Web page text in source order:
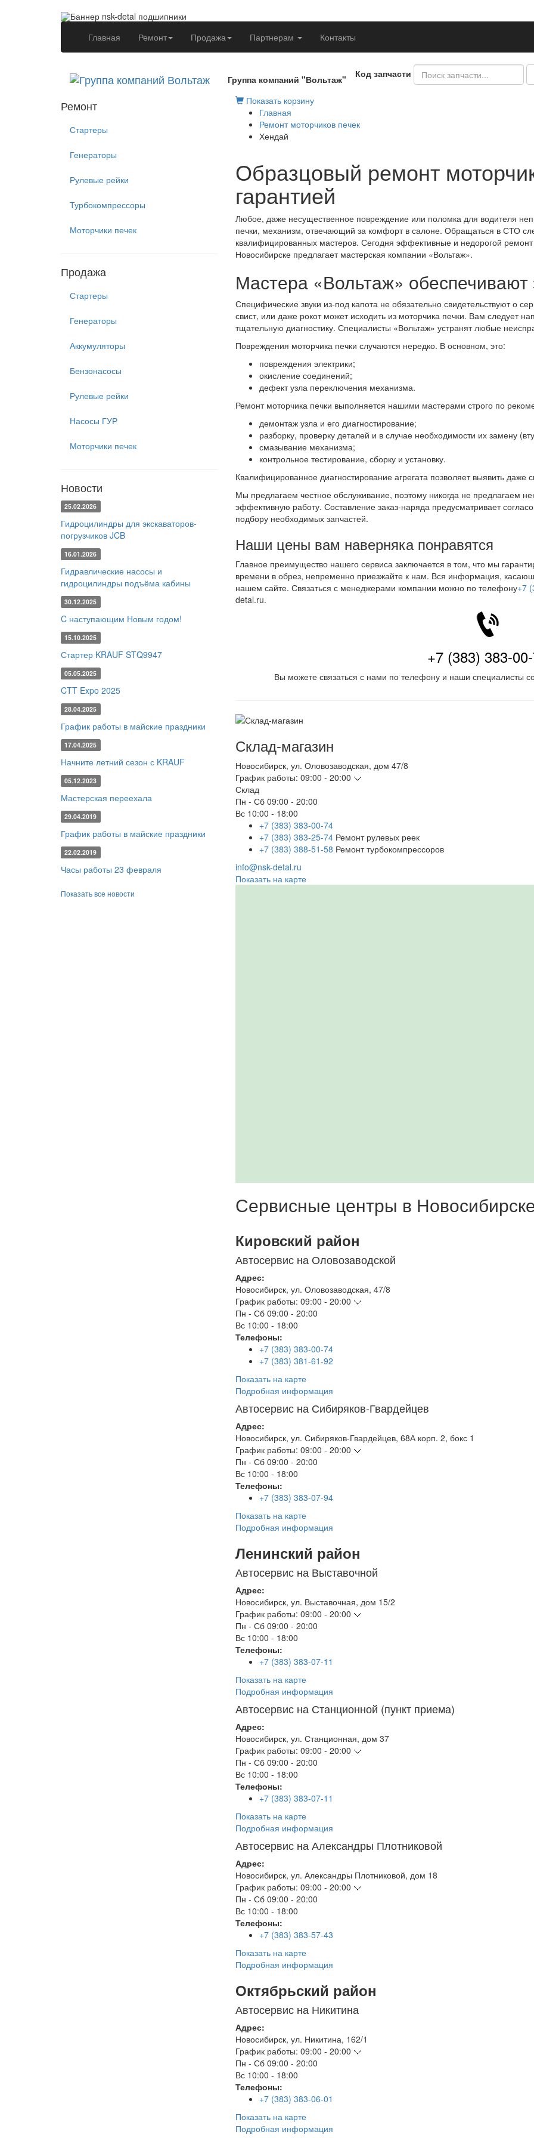
Главная (current)Ремонт Продажа Партнерам Контакты
Группа компаний "Вольтаж"
Код запчасти
Ремонт
Стартеры
Генераторы
Рулевые рейки
Турбокомпрессоры
Моторчики печек
Продажа
Стартеры
Генераторы
Аккумуляторы
Бензонасосы
Рулевые рейки
Насосы ГУР
Моторчики печек
Новости
25.02.2026
Гидроцилиндры для экскаваторов-
погрузчиков JCB
16.01.2026
Гидравлические насосы и
гидроцилиндры подъёма кабины
30.12.2025
C наступающим Новым годом!
15.10.2025
Стартер KRAUF STQ9947
05.05.2025
CTT Expo 2025
28.04.2025
График работы в майские праздники
17.04.2025
Начните летний сезон с KRAUF
05.12.2023
Мастерская переехала
29.04.2019
График работы в майские праздники
22.02.2019
Часы работы 23 февраля
Показать все новости
Показать корзину
Главная
Ремонт моторчиков печек
Хендай
Образцовый ремонт
гарантией
Любое, даже несущественное повреждение или поломка для водителя
печки, механизм, отвечающий за комфорт в салоне. Обращаться в СТО
квалифицированных мастеров. Сегодня эффективные и недорогой
Новосибирске предлагает мастерская компании «Вольтаж».
Мастера «Вольтаж»
Специфические звуки из-под капота не обязательно свидетельствуют о
свист, или даже рокот может исходить из моторчика печки. Вам следует
тщательную диагностику. Специалисты «Вольтаж» устранят любые
Повреждения моторчика печки случаются нередко. В основном, это:
повреждения электрики;
окисление соединений;
дефект узла переключения механизма.
Ремонт моторчика печки выполняется нашими мастерами строго по
демонтаж узла и его диагностирование;
разборку, проверку деталей и в случае необходимости их замену
смазывание механизма;
контрольное тестирование, сборку и установку.
Квалифицированное диагностирование агрегата позволяет выявить даже
Мы предлагаем честное обслуживание, поэтому никогда не предлагаем
эффективную работу. Составление заказ-наряда предусматривает
подбору необходимых запчастей.
Наши цены вам наверняка понравятся
Главное преимущество нашего сервиса заключается в том, что мы
времени в обрез, непременно приезжайте к нам. Вся информация,
нашем сайте. Связаться с менеджерами компании можно по телефону+7
detal.ru.
+7 (383) 383-
Вы можете связаться с нами по телефону и наши специалисты
Склад-магазин
Новосибирск, ул. Оловозаводская, дом 47/8
График работы: 09:00 - 20:00
Склад
Пн - Сб 09:00 - 20:00
Вс 10:00 - 18:00
+7 (383) 383-00-74
+7 (383) 383-25-74 Ремонт рулевых реек
+7 (383) 388-51-58 Ремонт турбокомпрессоров
info@nsk-detal.ru
Показать на карте
Сервисные центры в
Кировский район
Автосервис на Оловозаводской
Адрес:
Новосибирск, ул. Оловозаводская, 47/8
График работы: 09:00 - 20:00
Пн - Сб 09:00 - 20:00
Вс 10:00 - 18:00
Телефоны:
+7 (383) 383-00-74
+7 (383) 381-61-92
Показать на карте
Подробная информация
Автосервис на Сибиряков-Гвардейцев
Адрес:
Новосибирск, ул. Сибиряков-Гвардейцев, 68А корп. 2, бокс 1
График работы: 09:00 - 20:00
Пн - Сб 09:00 - 20:00
Вс 10:00 - 18:00
Телефоны:
+7 (383) 383-07-94
Показать на карте
Подробная информация
Ленинский район
Автосервис на Выставочной
Адрес:
Новосибирск, ул. Выставочная, дом 15/2
График работы: 09:00 - 20:00
Пн - Сб 09:00 - 20:00
Вс 10:00 - 18:00
Телефоны:
+7 (383) 383-07-11
Показать на карте
Подробная информация
Автосервис на Станционной (пункт приема)
Адрес:
Новосибирск, ул. Станционная, дом 37
График работы: 09:00 - 20:00
Пн - Сб 09:00 - 20:00
Вс 10:00 - 18:00
Телефоны:
+7 (383) 383-07-11
Показать на карте
Подробная информация
Автосервис на Александры Плотниковой
Адрес:
Новосибирск, ул. Александры Плотниковой, дом 18
График работы: 09:00 - 20:00
Пн - Сб 09:00 - 20:00
Вс 10:00 - 18:00
Телефоны:
+7 (383) 383-57-43
Показать на карте
Подробная информация
Октябрьский район
Автосервис на Никитина
Адрес:
Новосибирск, ул. Никитина, 162/1
График работы: 09:00 - 20:00
Пн - Сб 09:00 - 20:00
Вс 10:00 - 18:00
Телефоны:
+7 (383) 383-06-01
Показать на карте
Подробная информация